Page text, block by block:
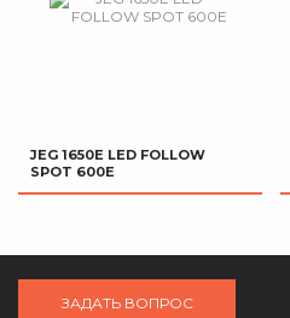
JEG 1650E LED FOLLOW
SPOT 600E
ЗАДАТЬ ВОПРОС